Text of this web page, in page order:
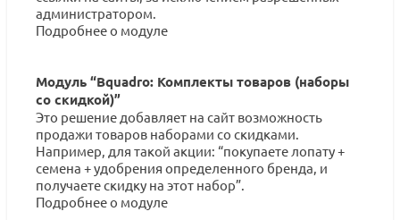
администратором.
Подробнее о модуле
Модуль “Bquadro: Комплекты товаров (наборы
со скидкой)”
Это решение добавляет на сайт возможность
продажи товаров наборами со скидками.
Например, для такой акции: “покупаете лопату +
семена + удобрения определенного бренда, и
получаете скидку на этот набор”.
Подробнее о модуле